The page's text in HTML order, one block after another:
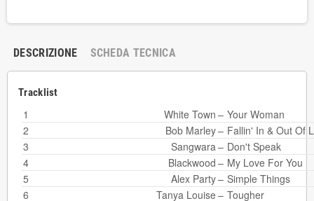
DESCRIZIONE SCHEDA TECNICA
Tracklist
1 White Town – Your Woman
2
Bob Marley– Fallin' In & Out Of
3
Sangwara– Don't Speak
4
Blackwood – My Love For You
5
Alex Party– Simple Things
6
Tanya Louise – Tougher